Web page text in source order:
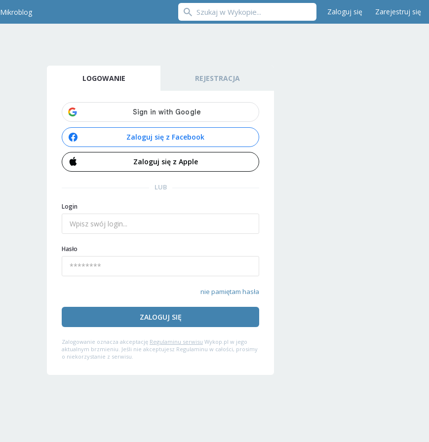
Mikroblog Zaloguj się Zarejestruj się
LOGOWANIE REJESTRACJA
Zaloguj się z Facebook
Zaloguj się z Apple
LUB
Login
Hasło
nie pamiętam hasła
ZALOGUJ SIĘ
Zalogowanie oznacza akceptację Regulaminu serwisu Wykop.pl w jego
aktualnym brzmieniu. Jeśli nie akceptujesz Regulaminu w całości, prosimy
o niekorzystanie z serwisu.